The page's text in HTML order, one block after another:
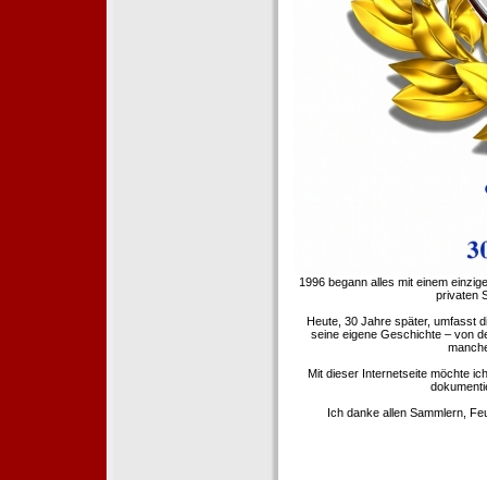
1996 begann alles mit einem
privaten
Heute, 30 Jahre später, umfasst
seine eigene Geschichte – von
Mit dieser Internetseite möchte
Ich danke allen Sammlern,